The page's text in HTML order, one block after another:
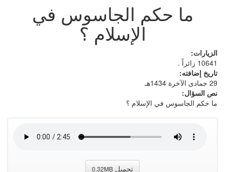
ما حكم الجاسوس في
الإسلام ؟
الزيارات:
10641 زائراً .
تاريخ إضافته:
29 جمادى الآخرة 1434هـ
نص السؤال:
ما حكم الجاسوس في الإسلام ؟
تحميل 0.32MB